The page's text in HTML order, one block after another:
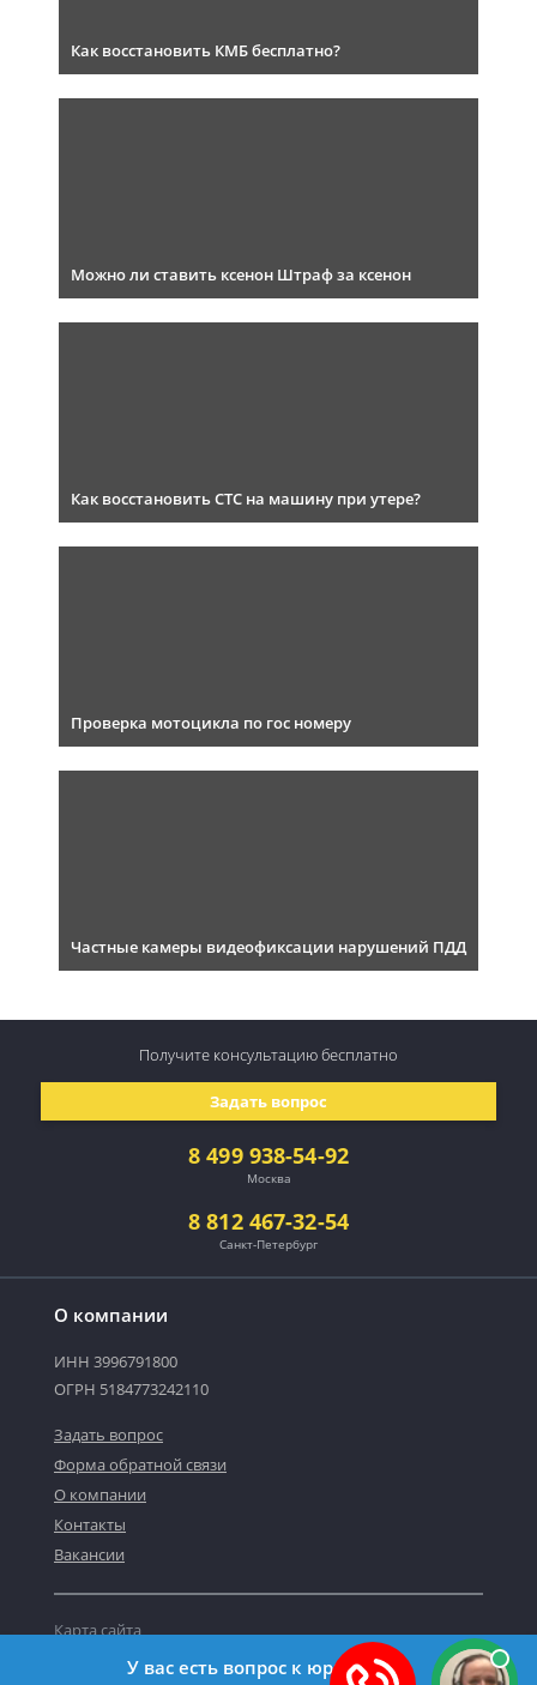
Как восстановить КМБ бесплатно?
Можно ли ставить ксенон Штраф за ксенон
Как восстановить СТС на машину при утере?
Проверка мотоцикла по гос номеру
Частные камеры видеофиксации нарушений ПДД
О компании
ИНН 3996791800
ОГРН 5184773242110
Задать вопрос
Форма обратной связи
О компании
Контакты
Вакансии
Карта сайта
Политика персональных данных
8 499 938-54-92
Москва
8 812 467-32-54
Санкт-Петербург
Задать вопрос
Получите консультациюбесплатно
У вас есть вопрос к юристу?